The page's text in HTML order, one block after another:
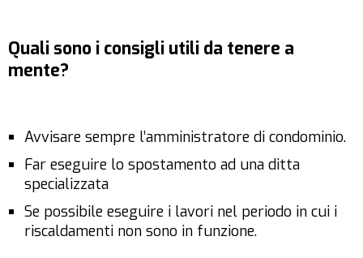
Quali sono i consigli utili da tenere a
mente?
Avvisare sempre l’amministratore di condominio.
Far eseguire lo spostamento ad una ditta
specializzata
Se possibile eseguire i lavori nel periodo in cui i
riscaldamenti non sono in funzione.